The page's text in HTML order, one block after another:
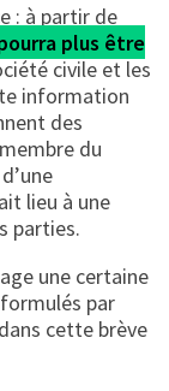
: à partir de
plus être
civile et les
information
des
du
lieu à une
parties.
une certaine
par
cette brève